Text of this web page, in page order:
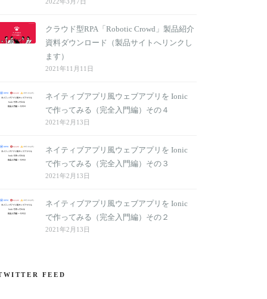
クラウド型RPA「Robotic Crowd」製品紹介
資料ダウンロード（製品サイトへリンクし
ます）
2021年11月11日
ネイティブアプリ風ウェブアプリを Ionic
で作ってみる（完全入門編）その４
2021年2月13日
ネイティブアプリ風ウェブアプリを Ionic
で作ってみる（完全入門編）その３
2021年2月13日
ネイティブアプリ風ウェブアプリを Ionic
で作ってみる（完全入門編）その２
2021年2月13日
FEED